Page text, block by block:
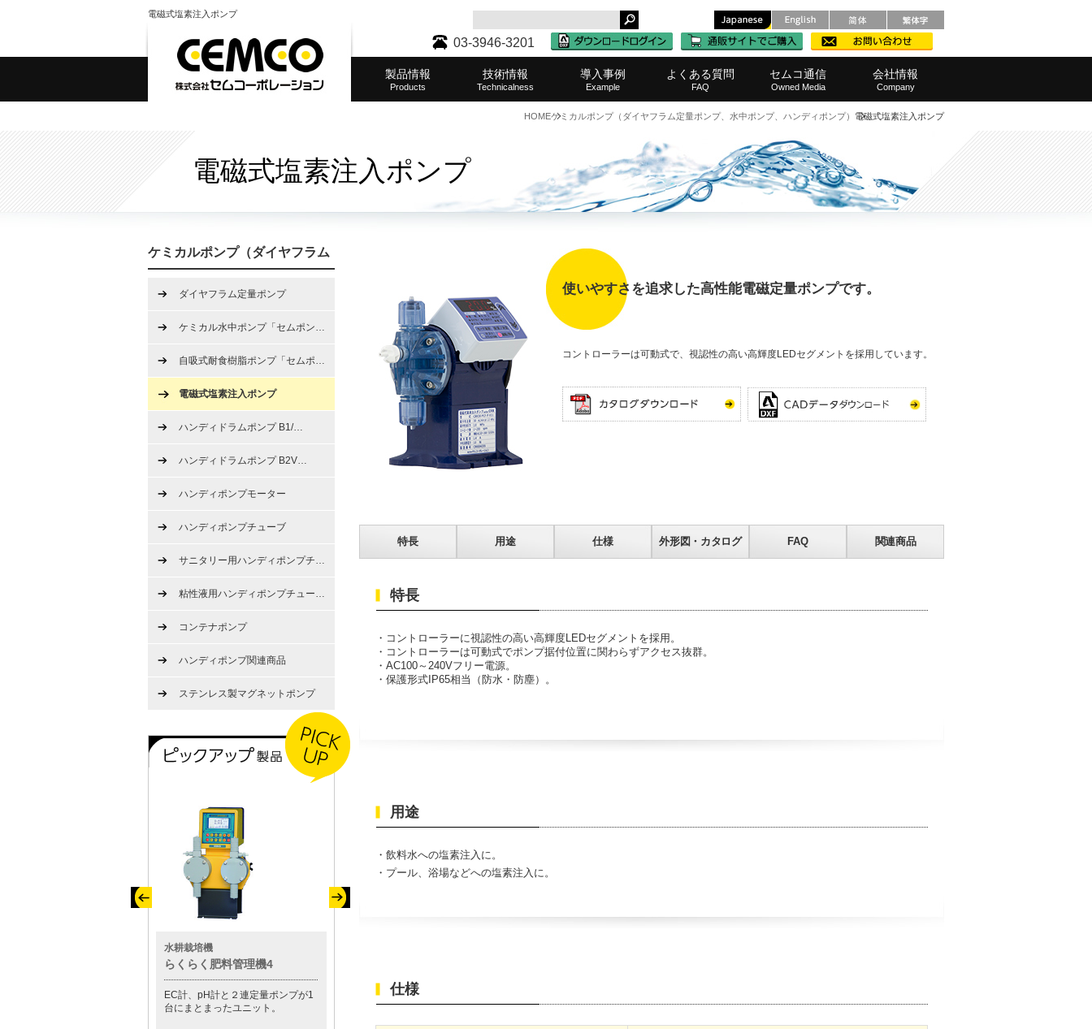
電磁式塩素注入ポンプ
製品情報
Products
技術情報
Technicalness
導入事例
Example
表面処理
半導体・液晶
水処理
農業
化学・薬品
医療
水産業
食品・化粧品
その他
よくある質問
FAQ
水質測定器
ケミカルポンプ
攪拌機(撹拌機)
中和装置
タンク・レベル計
水耕栽培機
濾過（ろ過）器
その他製品
取扱製品・範囲
ご購入・窓口
業務範囲
サポート・メンテナンス
セムコ通信
Owned Media
会社情報
Company
代表挨拶
会社概要
経営理念
事業所へのアクセス
SDGsへの取り組み
採用情報
03-3946-3201
HOMEケミカルポンプ（ダイヤフラム定量ポンプ、水中ポンプ、ハンディポンプ） 電磁式塩素注入ポンプ
ケミカルポンプ（ダイヤフラム
ダイヤフラム定量ポンプ
ケミカル水中ポンプ「セムポン…
自吸式耐食樹脂ポンプ「セムポ…
電磁式塩素注入ポンプ
ハンディドラムポンプ B1/…
ハンディドラムポンプ B2V…
ハンディポンプモーター
ハンディポンプチューブ
サニタリー用ハンディポンプチ…
粘性液用ハンディポンプチュー…
コンテナポンプ
ハンディポンプ関連商品
ステンレス製マグネットポンプ
水耕栽培機
らくらく肥料管理機4
EC計、pH計と２連定量ポンプが1
台にまとまったユニット。
この1台で塩分濃度を測定し、ポン
プ等の制御も行うことが出来ま
久性を発揮する自吸式の渦巻きポ
電磁式塩素注入ポンプ
使いやすさを追求した高性能電磁定量ポンプです。
コントローラーは可動式で、視認性の高い高輝度LEDセグメントを採用しています。
特長 用途 仕様 外形図・カタログ FAQ 関連商品
特長
・コントローラーに視認性の高い高輝度LEDセグメントを採用。
・コントローラーは可動式でポンプ据付位置に関わらずアクセス抜群。
・AC100～240Vフリー電源。
・保護形式IP65相当（防水・防塵）。
用途
・飲料水への塩素注入に。
・プール、浴場などへの塩素注入に。
仕様